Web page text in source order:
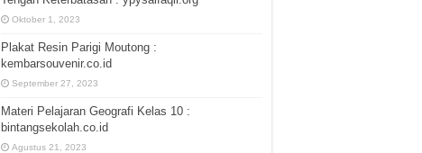
Oktober 1, 2023
Plakat Resin Parigi Moutong :
kembarsouvenir.co.id
September 27, 2023
Materi Pelajaran Geografi Kelas 10 :
bintangsekolah.co.id
Agustus 21, 2023